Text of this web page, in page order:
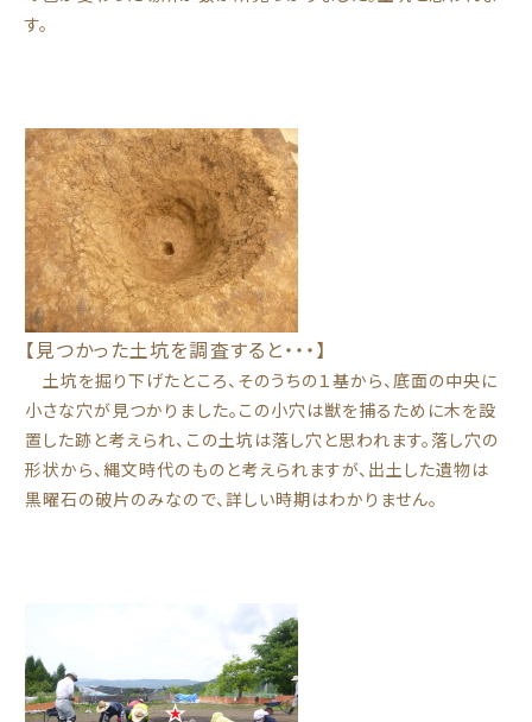
す。
【見つかった土坑を調査すると・・・】
土坑を掘り下げたところ、そのうちの１基から、底面の中央に
小さな穴が見つかりました。この小穴は獣を捕るために木を設
置した跡と考えられ、この土坑は落し穴と思われます。落し穴の
形状から、縄文時代のものと考えられますが、出土した遺物は
黒曜石の破片のみなので、詳しい時期はわかりません。